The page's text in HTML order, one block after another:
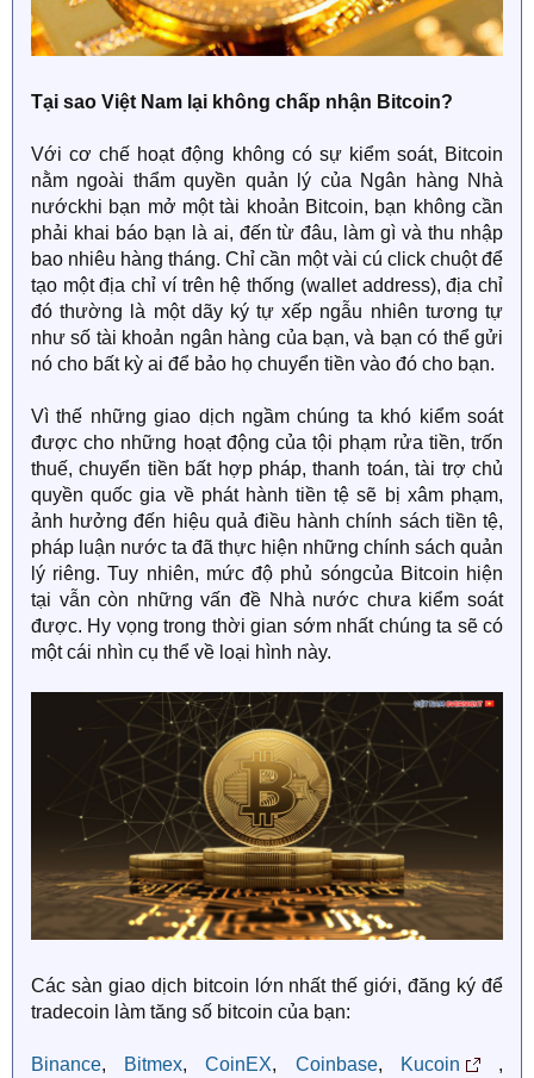
Tại sao Việt Nam lại không chấp nhận Bitcoin?
Với cơ chế hoạt động không có sự kiểm soát, Bitcoin
nằm ngoài thẩm quyền quản lý của Ngân hàng Nhà
nướckhi bạn mở một tài khoản Bitcoin, bạn không cần
phải khai báo bạn là ai, đến từ đâu, làm gì và thu nhập
bao nhiêu hàng tháng. Chỉ cần một vài cú click chuột để
tạo một địa chỉ ví trên hệ thống (wallet address), địa chỉ
đó thường là một dãy ký tự xếp ngẫu nhiên tương tự
như số tài khoản ngân hàng của bạn, và bạn có thể gửi
nó cho bất kỳ ai để bảo họ chuyển tiền vào đó cho bạn.
Vì thế những giao dịch ngầm chúng ta khó kiểm soát
được cho những hoạt động của tội phạm rửa tiền, trốn
thuế, chuyển tiền bất hợp pháp, thanh toán, tài trợ chủ
quyền quốc gia về phát hành tiền tệ sẽ bị xâm phạm,
ảnh hưởng đến hiệu quả điều hành chính sách tiền tệ,
pháp luận nước ta đã thực hiện những chính sách quản
lý riêng. Tuy nhiên, mức độ phủ sóngcủa Bitcoin hiện
tại vẫn còn những vấn đề Nhà nước chưa kiểm soát
được. Hy vọng trong thời gian sớm nhất chúng ta sẽ có
một cái nhìn cụ thể về loại hình này.
Các sàn giao dịch bitcoin lớn nhất thế giới, đăng ký để
tradecoin làm tăng số bitcoin của bạn:
Binance, Bitmex,CoinEX, Coinbase, Kucoin
,